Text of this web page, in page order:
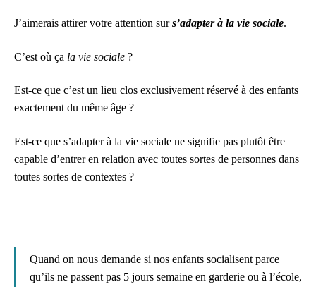
J’aimerais attirer votre attention surs’adapter à la vie sociale.
C’est où ça la vie sociale ?
Est-ce que c’est un lieu clos exclusivement réservé à des enfants
exactement du même âge ?
Est-ce que s’adapter à la vie sociale ne signifie pas plutôt être
capable d’entrer en relation avec toutes sortes de personnes dans
toutes sortes de contextes ?
Quand on nous demande si nos enfants socialisent parce
qu’ils ne passent pas 5 jours semaine en garderie ou à l’école,